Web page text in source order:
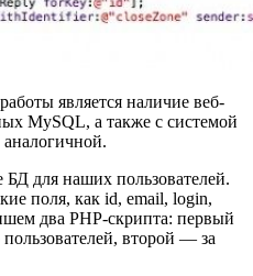
является наличие веб-
MySQL, а также с системой
для наших пользователей.
поля, как id, email, login,
два PHP-скрипта: первый
пользователей, второй — за